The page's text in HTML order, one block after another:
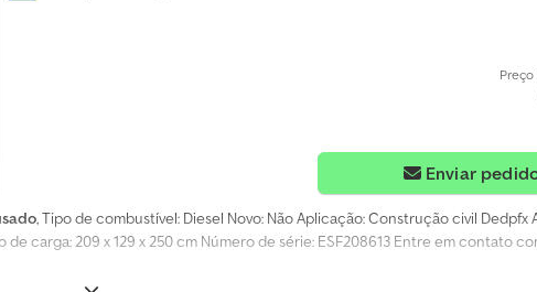
Preço
Enviar
, Tipo de combustível: Diesel Novo: Não Aplicação: Construção civil Dedpfx
carga: 209 x 129 x 250 cm Número de série: ESF208613 Entre em contato